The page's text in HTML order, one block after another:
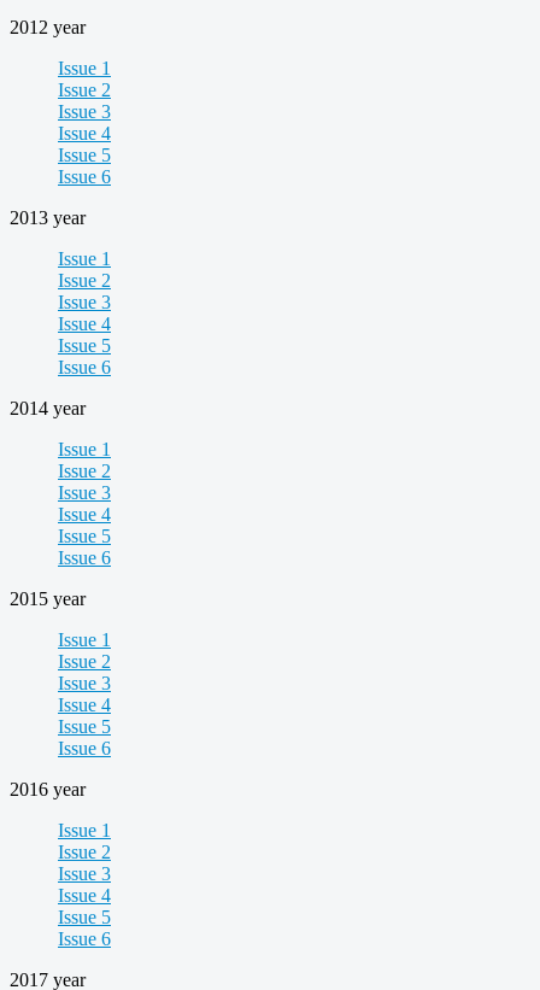
2012 year
Issue 1
Issue 2
Issue 3
Issue 4
Issue 5
Issue 6
2013 year
Issue 1
Issue 2
Issue 3
Issue 4
Issue 5
Issue 6
2014 year
Issue 1
Issue 2
Issue 3
Issue 4
Issue 5
Issue 6
2015 year
Issue 1
Issue 2
Issue 3
Issue 4
Issue 5
Issue 6
2016 year
Issue 1
Issue 2
Issue 3
Issue 4
Issue 5
Issue 6
2017 year